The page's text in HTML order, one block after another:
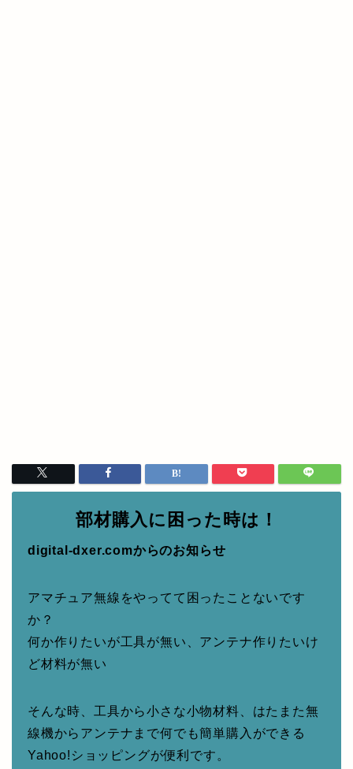
部材購入に困った時は！
digital-dxer.comからのお知らせ
アマチュア無線をやってて困ったことないです
か？
何か作りたいが工具が無い、アンテナ作りたいけ
ど材料が無い
そんな時、工具から小さな小物材料、はたまた無
線機からアンテナまで何でも簡単購入ができる
Yahoo!ショッピングが便利です。